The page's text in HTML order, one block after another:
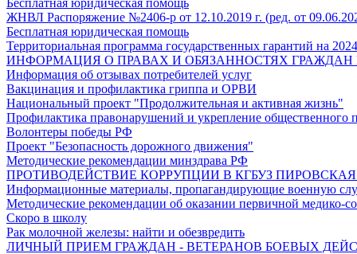
Бесплатная юридическая помощь
ЖНВЛ Распоряжение №2406-р от 12.10.2019 г. (ред. от
Бесплатная юридическая помощь
Территориальная программа государственных гарантий на
ИНФОРМАЦИЯ О ПРАВАХ И ОБЯЗАННОСТЯХ ГРАЖДАН
Информация об отзывах потребителей услуг
Вакцинация и профилактика гриппа и ОРВИ
Национальный проект "Продолжительная и активная жизнь"
Профилактика правонарушений и укрепление общественного
Волонтеры победы РФ
Проект "Безопасность дорожного движения"
Методические рекомендации минздрава РФ
ПРОТИВОДЕЙСТВИЕ КОРРУПЦИИ В КГБУЗ ПИРОВСКАЯ
Информационные материалы, пропагандирующие военную
Методические рекомендации об оказании первичной медико-
Скоро в школу
Рак молочной железы: найти и обезвредить
ЛИЧНЫЙ ПРИЕМ ГРАЖДАН - ВЕТЕРАНОВ БОЕВЫХ